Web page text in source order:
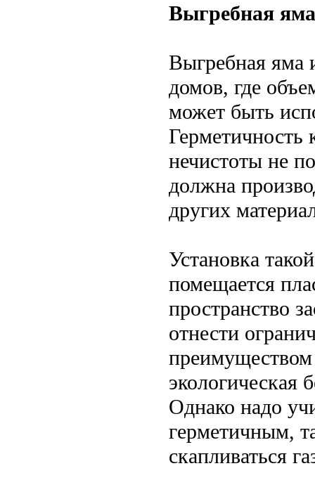
Выгребная
Выгребная яма
домов, где
может быть
Герметичность
нечистоты не
должна
других
Установка
помещается
пространство
отнести
преимуществом
экологическая
Однако надо
герметичным,
скапливаться